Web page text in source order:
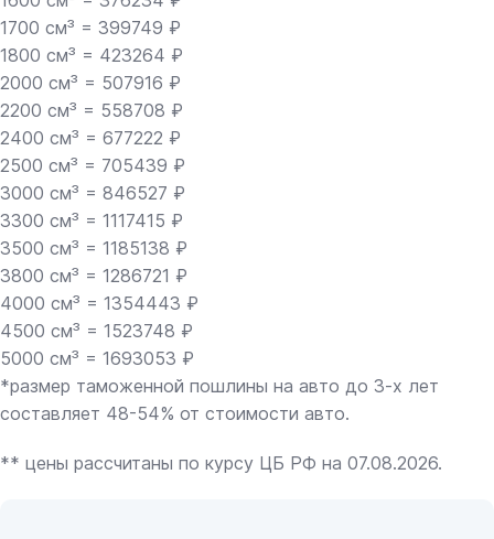
1700 см³ = 399749 ₽
1800 см³ = 423264 ₽
2000 см³ = 507916 ₽
2200 см³ = 558708 ₽
2400 см³ = 677222 ₽
2500 см³ = 705439 ₽
3000 см³ = 846527 ₽
3300 см³ = 1117415 ₽
3500 см³ = 1185138 ₽
3800 см³ = 1286721 ₽
4000 см³ = 1354443 ₽
4500 см³ = 1523748 ₽
5000 см³ = 1693053 ₽
*размер таможенной пошлины на авто до 3-х лет
составляет 48-54% от стоимости авто.
** цены рассчитаны по курсу ЦБ РФ на 07.08.2026.